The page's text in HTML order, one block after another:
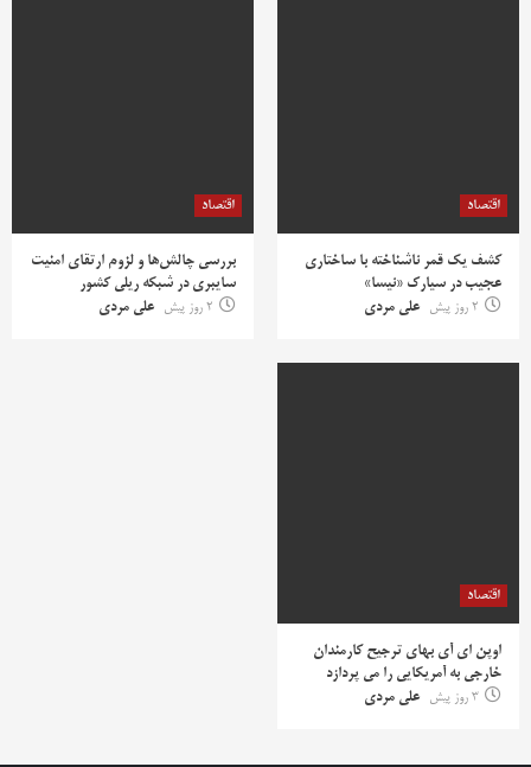
اقتصاد
کشف یک قمر ناشناخته با ساختاری
عجیب در سیارک «نیسا»
2 روز پیش
علی مردی
اقتصاد
بررسی چالش‌ها و لزوم ارتقای امنیت
سایبری در شبکه ریلی کشور
2 روز پیش
علی مردی
اقتصاد
اوپن ای آی بهای ترجیح کارمندان
خارجی به آمریکایی را می پردازد
3 روز پیش
علی مردی